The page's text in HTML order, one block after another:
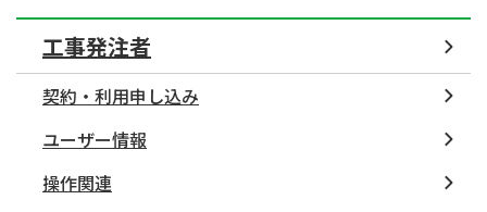
工事発注者
契約・利用申し込み
ユーザー情報
操作関連